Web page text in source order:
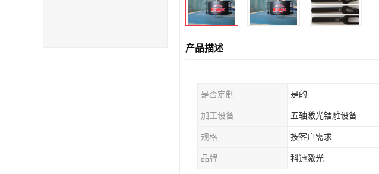
产品描述
是否定制 是的
加工设备 五轴激光镭雕设备
规格 按客户需求
品牌 科迪激光